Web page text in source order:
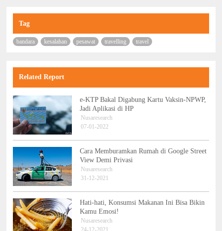
Tag
bandara kesalahan pesawat travelling travel
Related Report
e-KTP Bakal Digabung Kartu Vaksin-NPWP,
Jadi Aplikasi di HP
Nusaresearch
07-01-2022
Cara Memburamkan Rumah di Google Street
View Demi Privasi
Nusaresearch
31-12-2021
Hati-hati, Konsumsi Makanan Ini Bisa Bikin
Kamu Emosi!
Nusaresearch